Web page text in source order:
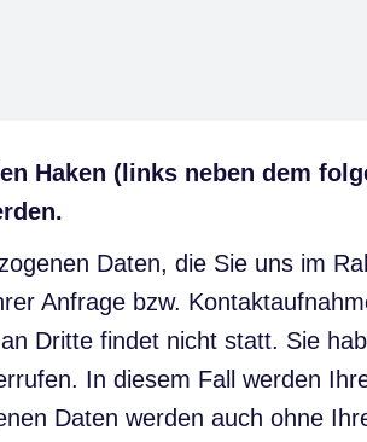
Haken (links neben dem
Daten, die Sie uns im
Anfrage bzw.
Dritte findet nicht statt. Sie
In diesem Fall werden
Daten werden auch ohne